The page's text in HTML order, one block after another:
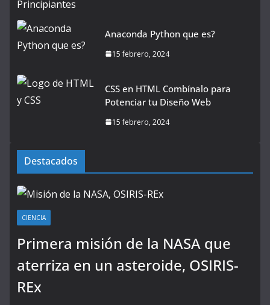
Anaconda Python que es?
15 febrero, 2024
CSS en HTML Combínalo para
Potenciar tu Diseño Web
15 febrero, 2024
Destacados
CIENCIA
Primera misión de la NASA que
aterriza en un asteroide, OSIRIS-
REx